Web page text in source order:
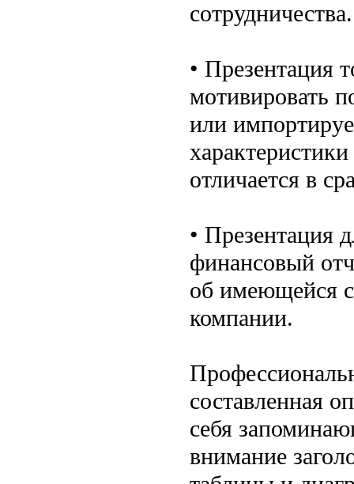
сотрудничества.
• Презентация
мотивировать
или
отличается в
• Презентация
финансовый
об имеющейся
компании.
составленная
себя
внимание